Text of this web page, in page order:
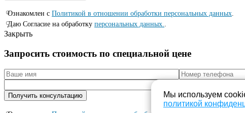
Мы используем
политикой
Ознакомлен с Политикой в отношении обработки персональных данных.
Даю Согласие на обработку персональных данных..
Закрыть
Запросить стоимость по специальной цене